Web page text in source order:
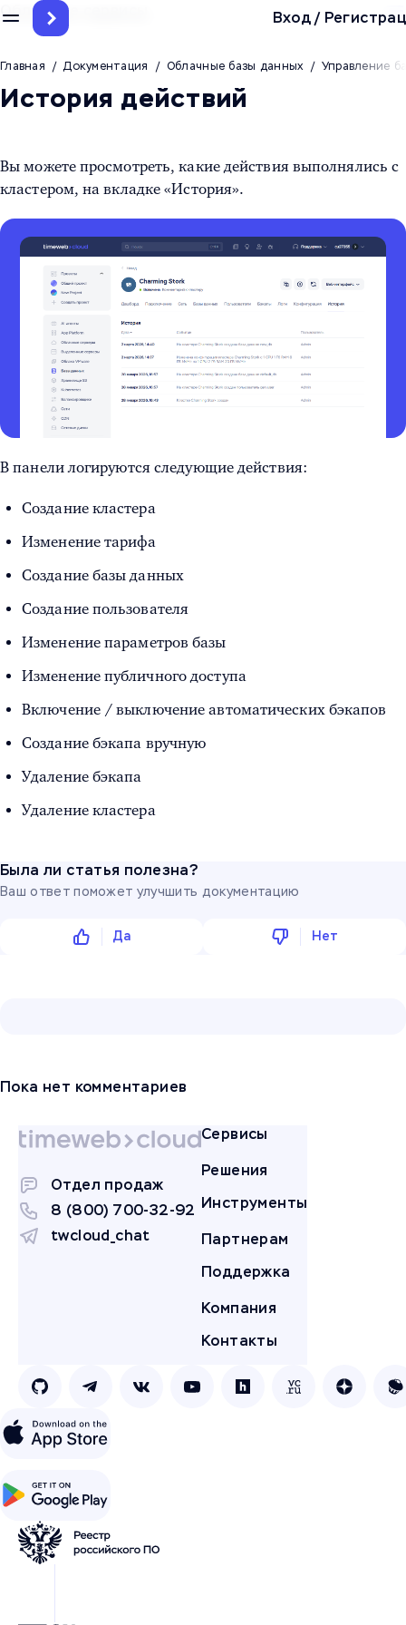
Вход/
Облачные сервисы
Главная / Документация / Облачные базы данных / Управление
История действий
Вы можете просмотреть, какие действия выполнялись с
кластером, на вкладке «История».
В панели логируются следующие действия:
Создание кластера
Изменение тарифа
Создание базы данных
Создание пользователя
Изменение параметров базы
Изменение публичного доступа
Включение / выключение автоматических бэкапов
Создание бэкапа вручную
Удаление бэкапа
Удаление кластера
Была ли статья полезна?
Ваш ответ поможет улучшить документацию
Да Нет
Пока нет комментариев
Отдел продаж
8 (800) 700-32-92
twcloud_chat
Сервисы
Решения
Инструменты
Партнерам
Поддержка
Компания
Контакты